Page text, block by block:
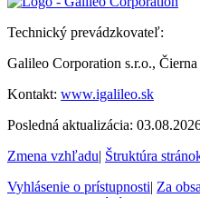
Technický prevádzkovateľ:
Galileo Corporation s.r.o.,
Kontakt: www.igalileo.sk
Posledná aktualizácia:
Zmena vzhľadu| Štruktúra
Vyhlásenie o prístupnosti| Za